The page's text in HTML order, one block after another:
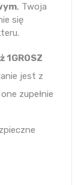
, Twoja
się
jest z
zupełnie